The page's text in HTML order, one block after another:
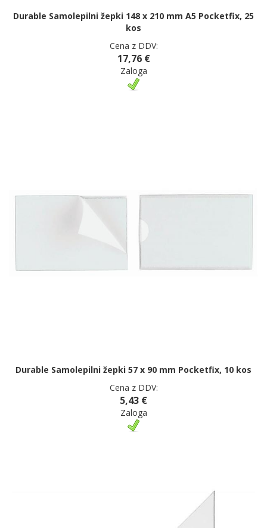
Durable Samolepilni žepki 148 x 210 mm A5 Pocketfix, 25
kos
Cena z DDV:
17,76 €
Zaloga
Durable Samolepilni žepki 57 x 90 mm Pocketfix, 10 kos
Cena z DDV:
5,43 €
Zaloga